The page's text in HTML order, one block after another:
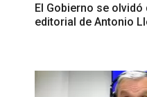
El Gobierno se
editorial de Antonio